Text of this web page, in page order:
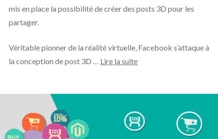
mis en place la possibilité de créer des posts 3D pour les
partager.
Véritable pionner de la réalité virtuelle, Facebook s’attaque à
la conception de post 3D … Lire la suite